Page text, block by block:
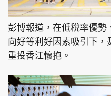
彭博報道，在低稅率優勢
向好等利好因素吸引下，
重投香江懷抱。